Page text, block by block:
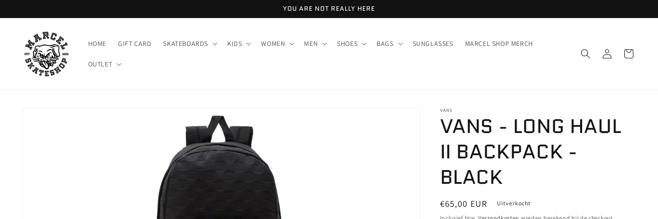
content
YOU ARE NOT REALLY HERE
HOME GIFT CARD SKATEBOARDS KIDS WOMEN MEN SHOES BAGS SUNGLASSES MARCEL SHOP MERCH
OUTLET
InloggenWinkelwagen
VANS
VANS - LONG HAUL
II BACKPACK -
BLACK
Normale
€65,00 EUR
Uitverkocht